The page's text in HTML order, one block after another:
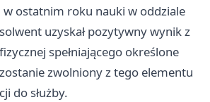
ostatnim roku nauki w oddziale
uzyskał pozytywny wynik z
spełniającego określone
zwolniony z tego elementu
do służby.